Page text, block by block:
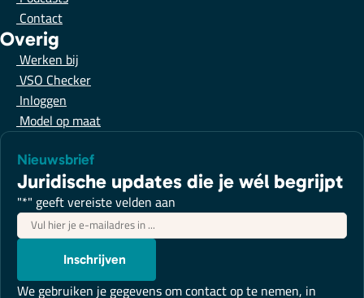
Contact
Overig
Werken bij
VSO Checker
Inloggen
Model op maat
Nieuwsbrief
Juridische updates die je wél begrijpt
"*" geeft vereiste velden aan
E-
mailadres*
Inschrijven
We gebruiken je gegevens om contact op te nemen, in